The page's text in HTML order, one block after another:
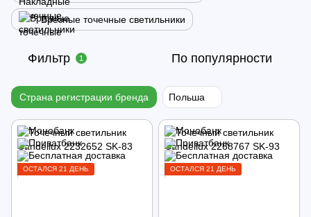
Врезные точечные светильники
Фильтр 1 По популярности
Страна регистрации бренда Польша
ОСТАЛСЯ 21 ДЕНЬ ОСТАЛСЯ 21 ДЕНЬ